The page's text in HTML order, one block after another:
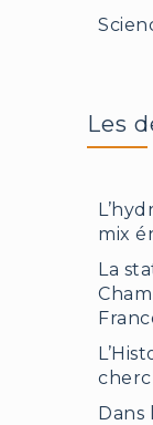
Les
mix
La
Dans